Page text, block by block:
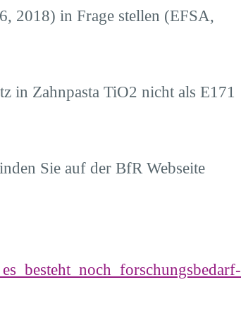
2018) in Frage stellen (EFSA,
in Zahnpasta TiO2 nicht als E171
Sie auf der BfR Webseite